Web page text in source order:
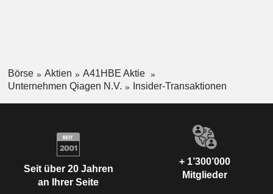
Börse Aktien
A41HBE Aktie
Unternehmen Qiagen N.V.
Insider-Transaktionen
Seit über 20 Jahren
an Ihrer Seite
+ 1’300’000
Mitglieder